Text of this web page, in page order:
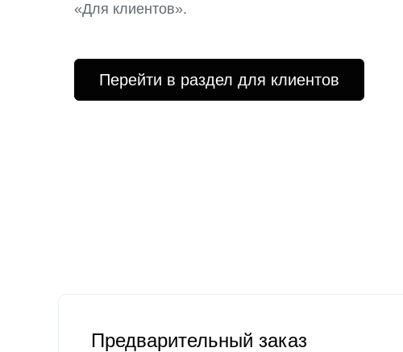
«Для клиентов».
Перейти в раздел для клиентов
Предварительный заказ